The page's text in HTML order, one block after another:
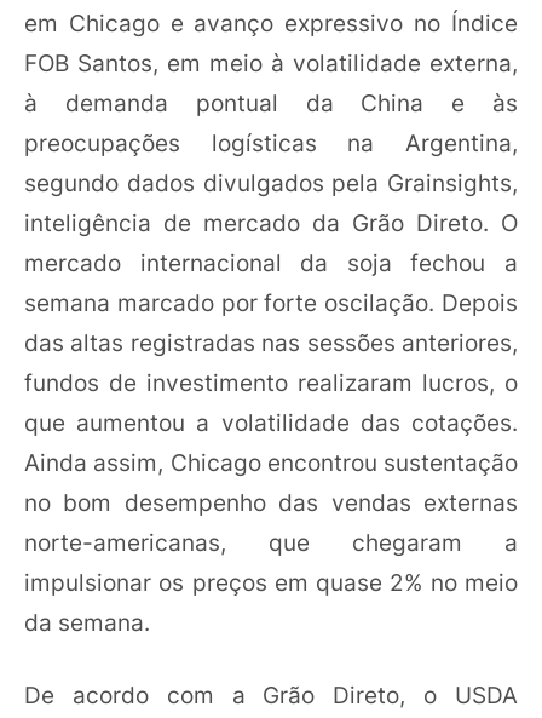
em Chicago e avanço expressivo no Índice
FOB Santos, em meio à volatilidade externa,
à demanda pontual da China e às
preocupações logísticas na Argentina,
segundo dados divulgados pela Grainsights,
inteligência de mercado da Grão Direto. O
mercado internacional da soja fechou a
semana marcado por forte oscilação. Depois
das altas registradas nas sessões anteriores,
fundos de investimento realizaram lucros, o
que aumentou a volatilidade das cotações.
Ainda assim, Chicago encontrou sustentação
no bom desempenho das vendas externas
norte-americanas, que chegaram a
impulsionar os preços em quase 2% no meio
da semana.
De acordo com a Grão Direto, o USDA